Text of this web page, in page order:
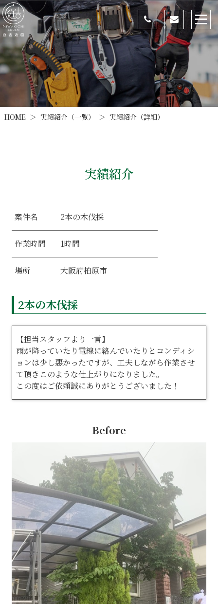
HOME ＞ 実績紹介（一覧） ＞ 実績紹介（詳細）
実績紹介
案件名 2本の木伐採
作業時間 1時間
場所 大阪府柏原市
2本の木伐採
【担当スタッフより一言】
雨が降っていたり電線に絡んでいたりとコンディシ
ョンは少し悪かったですが、工夫しながら作業させ
て頂きこのような仕上がりになりました。
この度はご依頼誠にありがとうございました！
Before